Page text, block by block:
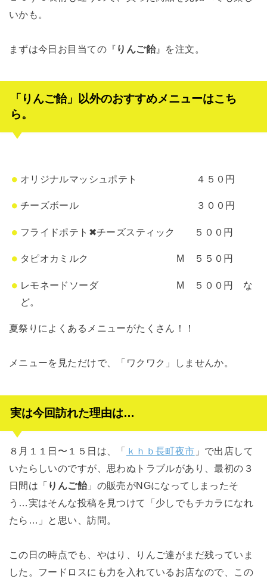
いかも。
まずは今日お目当ての『 りんご飴』を注文。
「りんご飴」以外のおすすめメニューはこち
ら。
オリジナルマッシュポテト ４５０円
チーズボール ３００円
フライドポテト✖チーズスティック ５００円
タピオカミルク M ５５０円
レモネードソーダ M ５００円 な
ど。
夏祭りによくあるメニューがたくさん！！
メニューを見ただけで、「ワクワク」しませんか。
実は今回訪れた理由は…
８月１１日〜１５日は、「 ｋｈｂ長町夜市 」で出店して
いたらしいのですが、思わぬトラブルがあり、最初の３
日間は「 りんご飴」の販売がNGになってしまったそ
う…実はそんな投稿を見つけて「少しでもチカラになれ
たら…」と思い、訪問。
この日の時点でも、やはり、りんご達がまだ残っていま
した。フードロスにも力を入れているお店なので、この